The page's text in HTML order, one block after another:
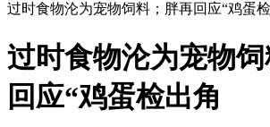
过时食物沦为宠物饲料；胖再回应“鸡蛋
过时食物沦为宠物
回应“鸡蛋检出角